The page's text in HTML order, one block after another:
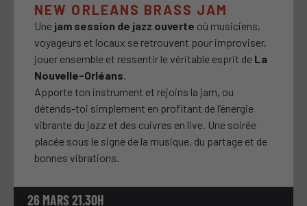
NEW ORLEANS BRASS JAM
Une jam session de jazz ouverte où musiciens,
voyageurs et locaux se retrouvent pour improviser,
jouer ensemble et ressentir le véritable esprit de La
Nouvelle-Orléans
Apporte ton instrument et rejoins la jam, ou
détends-toi simplement en profitant de l’énergie
vibrante du jazz et des cuivres en live. Une soirée
placée sous le signe de la musique, du partage et de
bonnes vibrations.
26 MARS 21.30H